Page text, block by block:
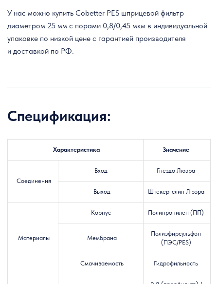
У нас можно купить Cobetter PES шприцевой фильтр
диаметром 25 мм с порами 0,8/0,45 мкм в индивидуальной
упаковке по низкой цене с гарантией производителя
и доставкой по РФ.
Спецификация:
Характеристика Значение
Соединения
Вход Гнездо Люэра
Выход Штекер-слип Люэра
Материалы
Корпус Полипропилен (ПП)
Мембрана
Полиэфирсульфон
(ПЭС/PES)
Смачиваемость Гидрофильность